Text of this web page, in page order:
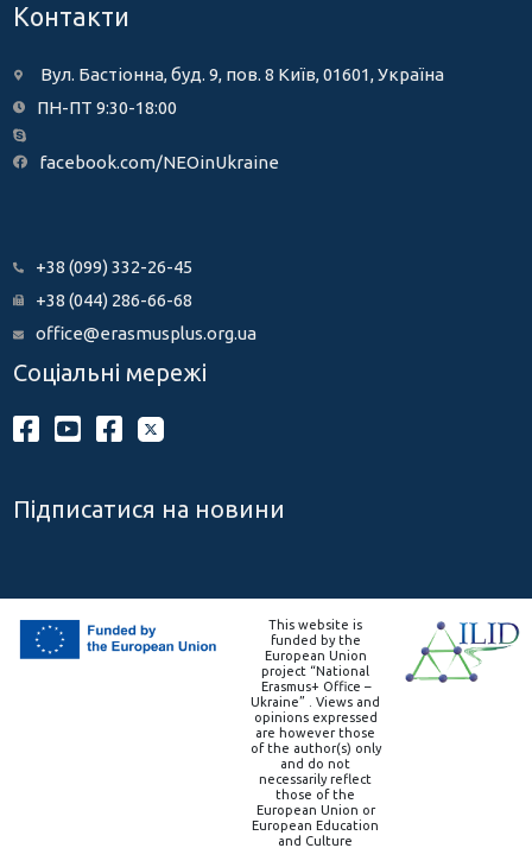
Контакти
Вул. Бастіонна, буд. 9, пов. 8 Київ, 01601, Україна
ПН-ПТ 9:30-18:00
facebook.com/NEOinUkraine
+38 (099) 332-26-45
+38 (044) 286-66-68
office@erasmusplus.org.ua
Соціальні мережі
Підписатися на новини
This website is
funded by the
European Union
project “National
Erasmus+ Office –
Ukraine” . Views and
opinions expressed
are however those
of the author(s) only
and do not
necessarily reflect
those of the
European Union or
European Education
and Culture